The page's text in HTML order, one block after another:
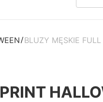
BLUZY MĘSKIE